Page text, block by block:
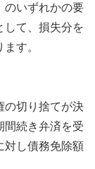
のいずれかの要
して、損失分を
す。
の切り捨てが決
間続き弁済を受
対し債務免除額